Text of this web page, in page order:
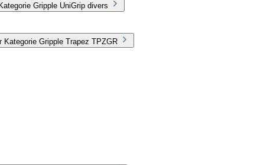
Gripple UniGrip divers
Gripple Trapez TPZGR